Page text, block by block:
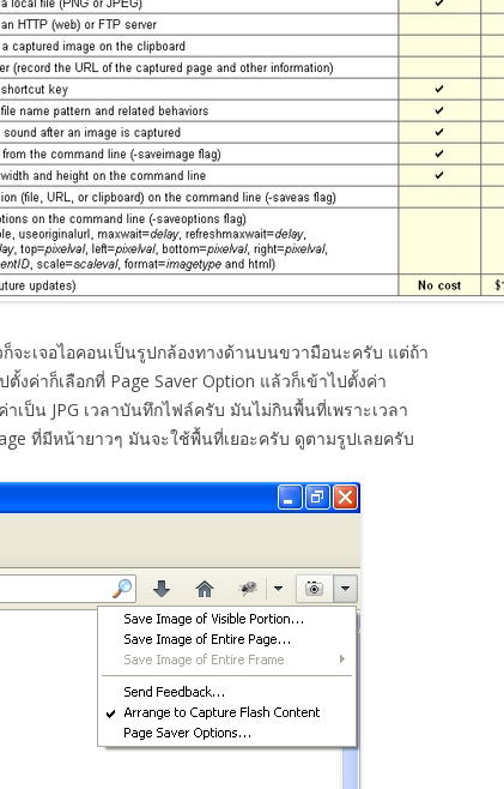
จะเจอไอคอนเป็นรูปกล้องทางด้านบนขวามือนะครับ แต่ถ้า
ตั้งค่าก็เลือกที่ Page Saver Option แล้วก็เข้าไปตั้งค่า
เป็น JPG เวลาบันทึกไฟล์ครับ มันไม่กินพื้นที่เพราะเวลา
ที่มีหน้ายาวๆ มันจะใช้พื้นที่เยอะครับ ดูตามรูปเลยครับ